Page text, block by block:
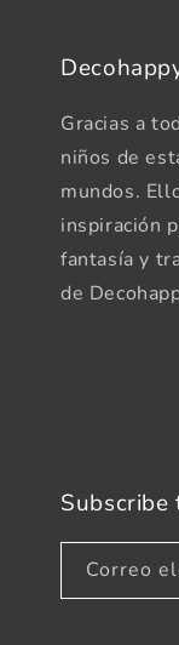
Gracias a
niños de
mundos.
inspiración
fantasía y
de
Correo